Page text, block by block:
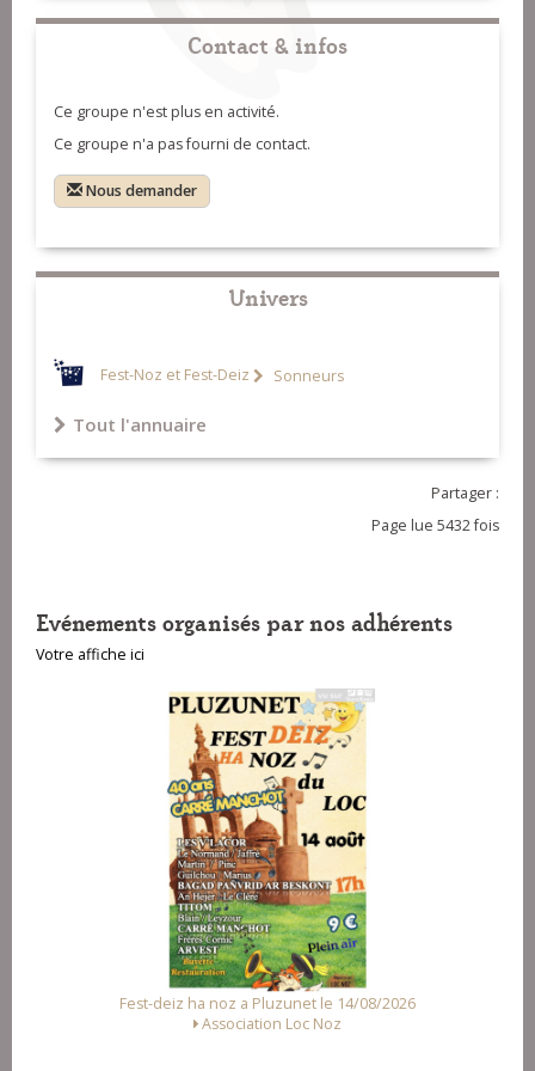
07-Dañs Léon (Pascal Rossignol et
09-Tour (Sterenn)
10-Ridés (A.O.C)
11-Cochinchine (Ar Plijadur)
13-Hanter dro (Termen)
14-Laridé (Atelier Si B)
Contact & infos
Ce groupe n'est plus en activité.
Ce groupe n'a pas fourni de contact.
Nous demander
Univers
Fest-Noz et Fest-Deiz Sonneurs
Tout l'annuaire
Partager :
Page lue 5432 fois
Evénements organisés par nos adhérents
Votre affiche ici
Fest-deiz ha noz a Pluzunet le 14/08/2026
Association Loc Noz